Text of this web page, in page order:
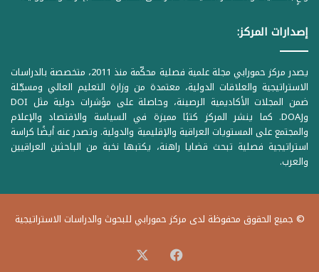
إصدارات المركز:
يصدر مركز حمورابي مجلة علمية فصلية محكّمة منذ 2011، متخصصة بالدراسات
الاستراتيجية والعلاقات الدولية، معتمدة من وزارة التعليم العالي ومسجّلة
ضمن المجلات الأكاديمية الرصينة، وحاصلة على مؤشرات دولية مثل DOI
وDOAJ. كما ينشر المركز كتبًا مميزة في السياسة والاقتصاد والإعلام
والمجتمع على المستويات العراقية والإقليمية والدولية. وتصدر عنه أيضًا كراسة
استراتيجية فصلية تبحث قضايا راهنة، يكتبها نخبة من الباحثين العراقيين
والعرب.
© جميع الحقوق محفوظة لدى مركز حمورابي للبحوث والدراسات الاستراتيجية
فيسبوك